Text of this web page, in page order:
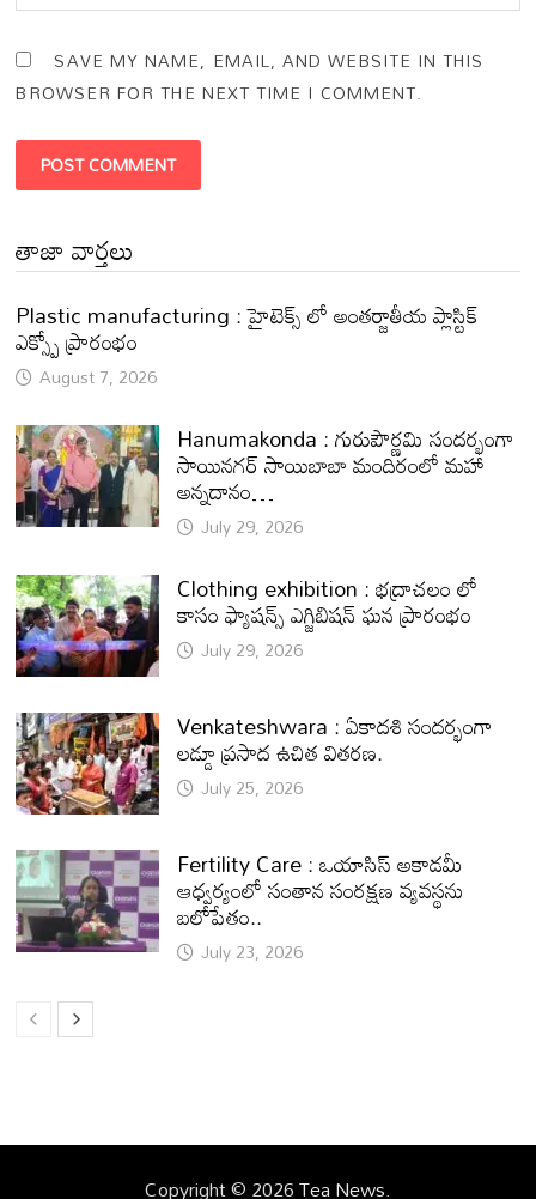
SAVE MY NAME, EMAIL, AND WEBSITE IN THIS
BROWSER FOR THE NEXT TIME I COMMENT.
తాజా వార్తలు
Plastic manufacturing : హైటెక్స్ లో అంతర్జాతీయ ప్లాస్టిక్
ఎక్స్పో ప్రారంభం
August 7, 2026
Hanumakonda : గురుపౌర్ణమి సందర్భంగా
సాయినగర్‌ సాయిబాబా మందిరంలో మహా
అన్నదానం…
July 29, 2026
Clothing exhibition : భద్రాచలం లో
కాసం ఫ్యాషన్స్ ఎగ్జిబిషన్ ఘన ప్రారంభం
July 29, 2026
Venkateshwara : ఏకాదశి సందర్భంగా
లడ్డూ ప్రసాద ఉచిత వితరణ.
July 25, 2026
Fertility Care : ఒయాసిస్ అకాడమీ
ఆధ్వర్యంలో సంతాన సంరక్షణ వ్యవస్థను
బలోపేతం..
July 23, 2026
Copyright © 2026Tea News.